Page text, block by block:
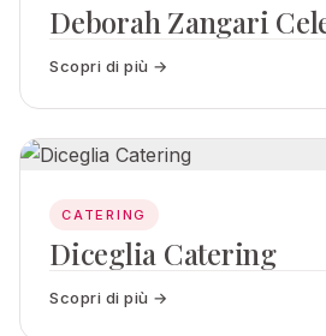
Deborah Zangari
Scopri di più →
CATERING
Diceglia Catering
Scopri di più →